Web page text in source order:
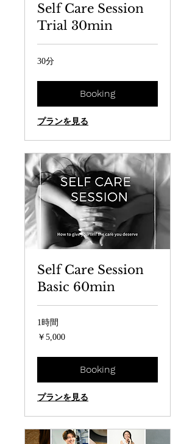
Self Care Session
Trial 30min
30分
Booking
プランを見る
Self Care Session
Basic 60min
1時間
5,000
円
￥5,000
Booking
プランを見る